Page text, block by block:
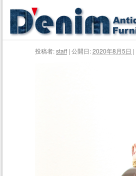
投稿者:staff | 公開日:2020年8月5日 |